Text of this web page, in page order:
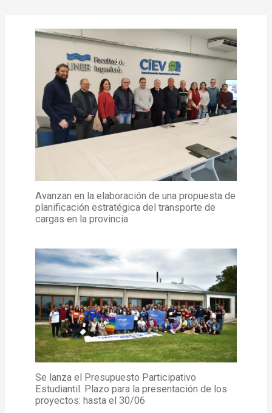
Avanzan en la elaboración de una propuesta de
planificación estratégica del transporte de
cargas en la provincia
Se lanza el Presupuesto Participativo
Estudiantil. Plazo para la presentación de los
proyectos: hasta el 30/06